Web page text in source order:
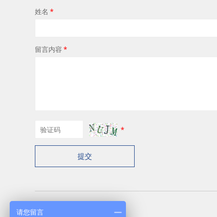
姓名 *
留言内容 *
*
提交
请您留言